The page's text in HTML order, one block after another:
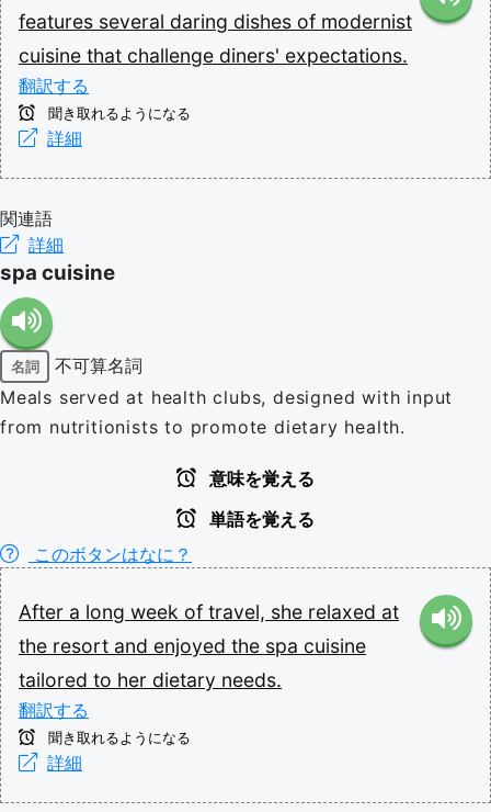
features several daring dishes of modernist
cuisine that challenge diners' expectations.
翻訳する
聞き取れるようになる
詳細
関連語
詳細
spa cuisine
名詞
不可算名詞
Meals served at health clubs, designed with input
from nutritionists to promote dietary health.
意味を覚える
単語を覚える
このボタンはなに？
After a long week of travel, she relaxed at
the resort and enjoyed the spa cuisine
tailored to her dietary needs.
翻訳する
聞き取れるようになる
詳細